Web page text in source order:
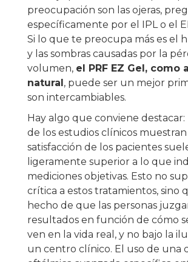
preocupación son las ojeras,
específicamente por el IPL o el
Si lo que te preocupa más es el
y las sombras causadas por la
volumen, el PRF EZ Gel, como
natural, puede ser un mejor
son intercambiables.
Hay algo que conviene destacar:
de los estudios clínicos
satisfacción de los pacientes
ligeramente superior a lo que
mediciones objetivas. Esto no
crítica a estos tratamientos, sino
hecho de que las personas
resultados en función de cómo
ven en la vida real, y no bajo la
un centro clínico. El uso de una